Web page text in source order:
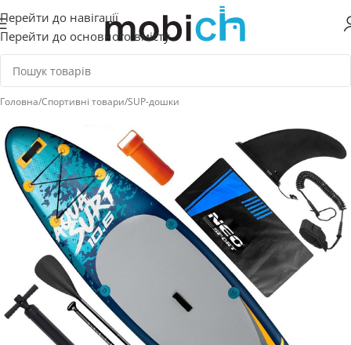
Перейти до навігації
Перейти до основного вмісту
Головна/Спортивні товари/SUP-дошки